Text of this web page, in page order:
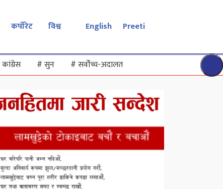
कर्पोरेट विश्व English Preeti
कांग्रेस #सुन #सर्वोच्च-अदालत